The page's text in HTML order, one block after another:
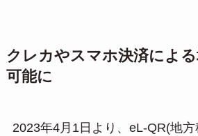
クレカやスマホ決済によ
可能に
2023年4月1日より、eL-QR(地